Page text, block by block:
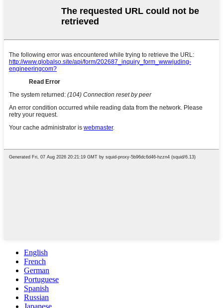
English
French
German
Portuguese
Spanish
Russian